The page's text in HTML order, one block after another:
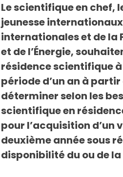
Le scientifique en chef,
jeunesse
internationales et de la
et de l’Énergie,
résidence scientifique
période d’un an à
déterminer selon les
scientifique en
pour l’acquisition d’un
deuxième année sous
disponibilité du ou de